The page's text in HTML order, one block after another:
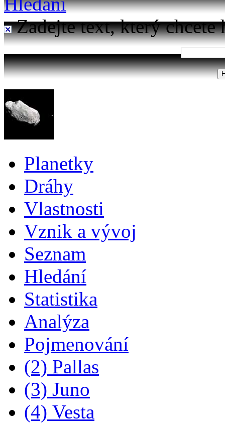
Zadejte text, který chcete
Planetky
Dráhy
Vlastnosti
Vznik a vývoj
Seznam
Hledání
Statistika
Analýza
Pojmenování
(2) Pallas
(3) Juno
(4) Vesta